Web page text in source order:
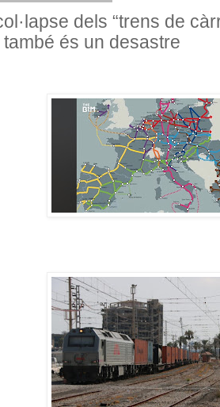
dels “trens de
també és un desastre